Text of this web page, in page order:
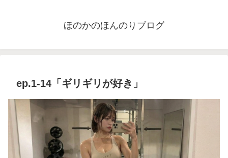
ほのかのほんのりブログ
ep.1-14「ギリギリが好き」